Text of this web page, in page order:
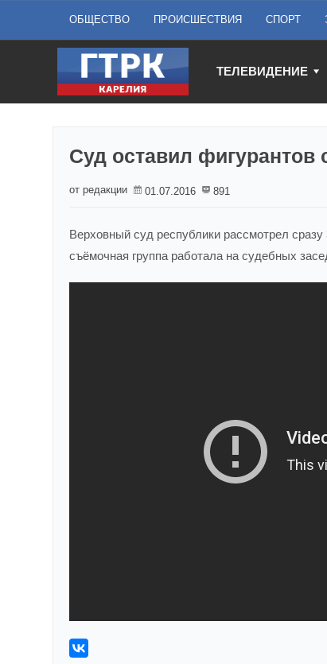
ОБЩЕСТВО ПРОИСШЕСТВИЯ СПОРТ
ТЕЛЕВИДЕНИЕ
Суд оставил фигурантов
от редакции 01.07.2016 891
Верховный суд республики рассмотрел
съёмочная группа работала на судебных